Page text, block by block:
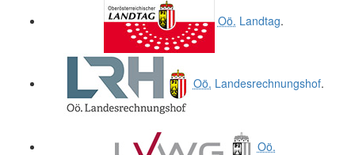
Oö. Landtag.
Oö. Landesrechnungshof.
Oö.